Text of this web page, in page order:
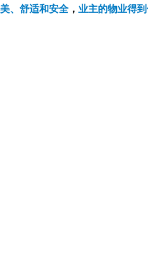
、舒适和安全 ， 业主的物业得